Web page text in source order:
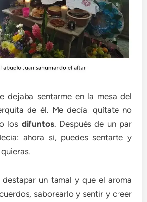
dejaba sentarme en la mesa del
de él. Me decía: quítate no
los difuntos. Después de un par
ahora sí, puedes sentarte y
un tamal y que el aroma
saborearlo y sentir y creer